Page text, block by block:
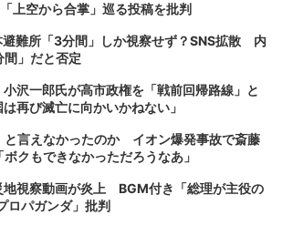
上空から合掌」巡る投稿を批判
避難所「3分間」しか視察せず？SNS拡散 内
」だと否定
沢一郎氏が高市政権を「戦前回帰路線」と
再び滅亡に向かいかねない」
と言えなかったのか イオン爆発事故で斎藤
クもできなかっただろうなあ」
地視察動画が炎上 BGM付き「総理が主役の
ロパガンダ」批判